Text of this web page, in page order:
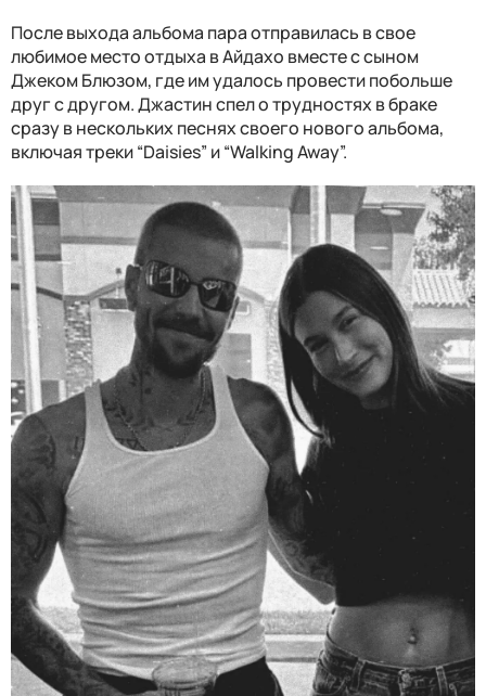
После выхода альбома пара отправилась в свое
любимое место отдыха в Айдахо вместе с сыном
Джеком Блюзом, где им удалось провести побольше
друг с другом. Джастин спел о трудностях в браке
сразу в нескольких песнях своего нового альбома,
включая треки “Daisies” и “Walking Away”.